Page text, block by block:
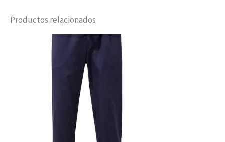
Productos relacionados